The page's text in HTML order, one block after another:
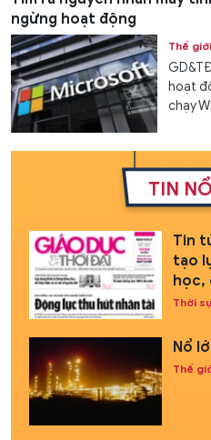
ngừng hoạt động
Thế giới
hoạt
chạy
TIN
Tin
tạo
học,
Thời
Nổ
Thế